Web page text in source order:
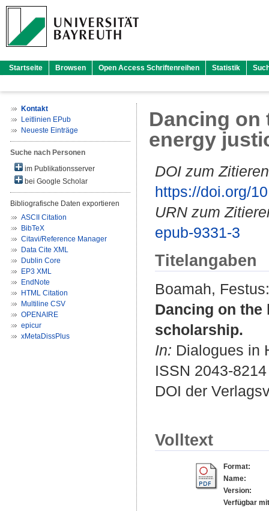
Startseite Browsen Open Access Schriftenreihen Statistik
Kontakt
Leitlinien EPub
Neueste Einträge
Suche nach Personen
im Publikationsserver
bei Google Scholar
Bibliografische Daten exportieren
ASCII Citation
BibTeX
Citavi/Reference Manager
Data Cite XML
Dublin Core
EP3 XML
EndNote
HTML Citation
Multiline CSV
OPENAIRE
epicur
xMetaDissPlus
Dancing on
energy
DOI zum
https://doi.org/
URN zum
epub-9331-3
Titelangaben
Boamah, Festus:
Dancing on
scholarship.
In: Dialogues in
ISSN 2043-8214
DOI der
Volltext
Format:
Name:
Version:
Verfügbar